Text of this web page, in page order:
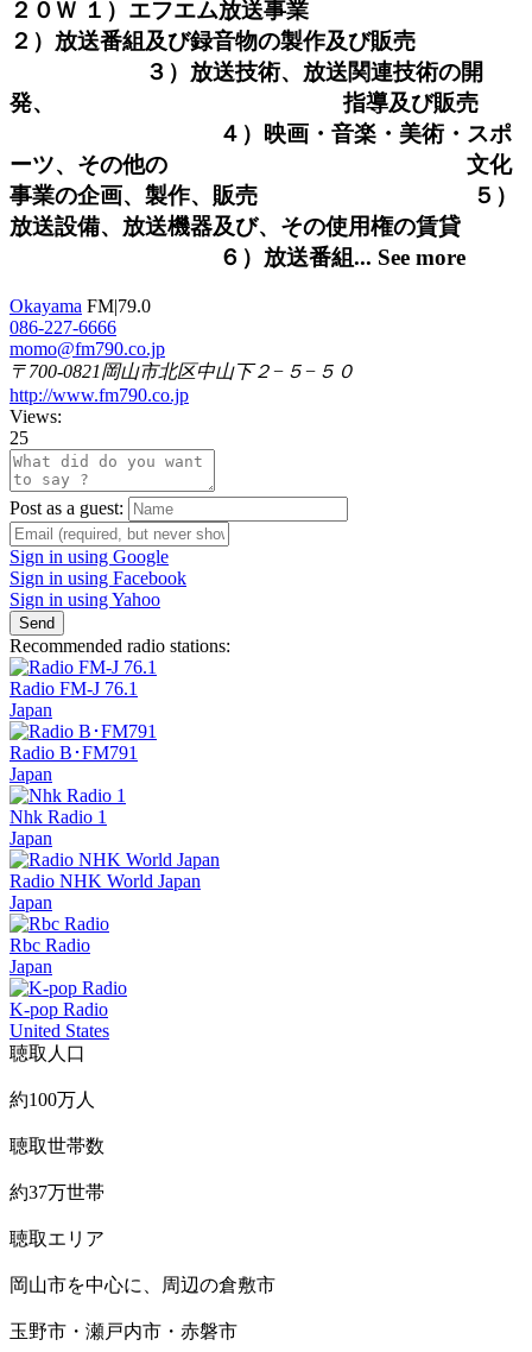
２０Ｗ １）エフエム放送事業
２）放送番組及び録音物の製作及び販売
３）放送技術、放送関連技術の開
発、 指導及び販売
４）映画・音楽・美術・スポ
ーツ、その他の 文化
事業の企画、製作、販売 ５）
放送設備、放送機器及び、その使用権の賃貸
６）放送番組... See more
Okayama FM|79.0
086-227-6666
momo@fm790.co.jp
〒700-0821岡山市北区中山下２−５−５０
http://www.fm790.co.jp
Views:
25
Post as a guest:
Sign in using Google
Sign in using Facebook
Sign in using Yahoo
Send
Recommended radio stations:
Radio FM-J 76.1
Japan
Radio B･FM791
Japan
Nhk Radio 1
Japan
Radio NHK World Japan
Japan
Rbc Radio
Japan
K-pop Radio
United States
聴取人口
約100万人
聴取世帯数
約37万世帯
聴取エリア
岡山市を中心に、周辺の倉敷市
玉野市・瀬戸内市・赤磐市